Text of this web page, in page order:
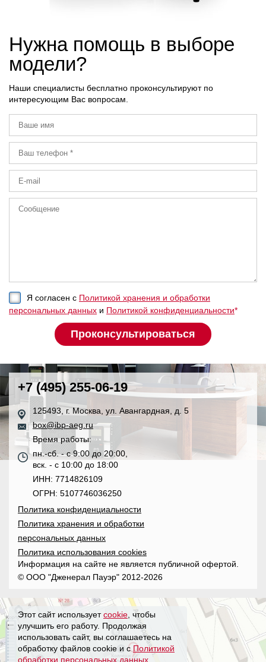
Нужна помощь в выборе
модели?
Наши специалисты бесплатно проконсультируют по
интересующим Вас вопросам.
Я согласен с Политикой хранения и обработки
персональных данных и Политикой конфиденциальности*
+7 (495) 255-06-19
125493, г. Москва, ул. Авангардная, д. 5
box@ibp-aeg.ru
Время работы:
пн.-сб. - с 9:00 до 20:00,
вск. - с 10:00 до 18:00
ИНН: 7714826109
ОГРН: 5107746036250
Политика конфиденциальности
Политика хранения и обработки
персональных данных
Политика использования cookies
Информация на сайте не является публичной офертой.
© ООО "Дженерал Пауэр" 2012-2026
Этот сайт используетcookie , чтобы
улучшить его работу. Продолжая
использовать сайт, вы соглашаетесь на
обработку файлов cookie и с Политикой
обработки персональных данных